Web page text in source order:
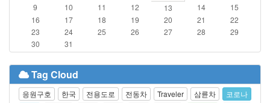
9
10 11 12 13 14
15
16
17 18 19 20 21
22
23
24 25 26 27 28
29
30
31
Tag Cloud
응원구호 한국 전용도로 전동차 Traveler 삼륜차
코로나